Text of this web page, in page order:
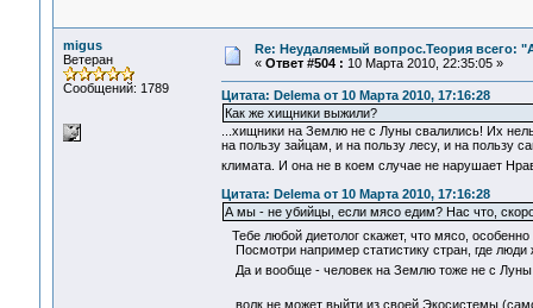
migus
Ветеран
Сообщений: 1789
Re: Неудаляемый вопрос.Теория всего:
« Ответ #504 : 10 Марта 2010, 22:35:05 »
Цитата: Delema от 10 Марта 2010, 17:16:28
Как же хищники выжили?
...хищники на Землю не с Луны свалились! Их
на пользу зайцам, и на пользу лесу, и на пользу
климата. И она не в коем случае не нарушает
Цитата: Delema от 10 Марта 2010, 17:16:28
А мы - не убийцы, если мясо едим? Нас что,
Тебе любой диетолог скажет, что мясо,
Посмотри например статистику стран, где люди
Да и вообще - человек на Землю тоже не с Луны
... волк не может выйти из своей Экосистемы